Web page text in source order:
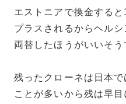
エストニアで換金すると
プラスされるからヘルシ
両替したほうがいいそう
残ったクローネは日本
ことが多いから残は早